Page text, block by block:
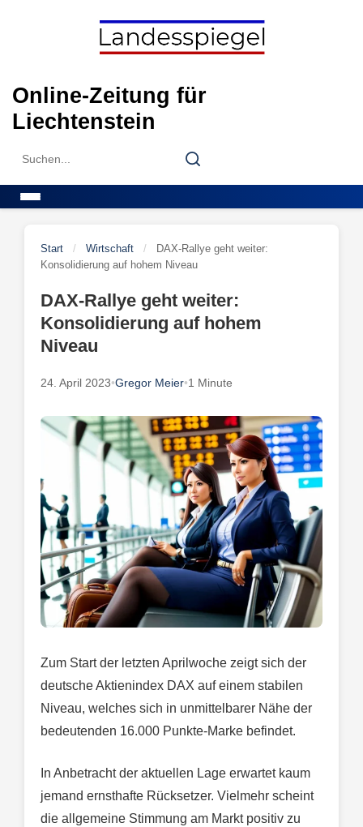
Online-Zeitung für
Liechtenstein
Search
Search
Start / Wirtschaft /
DAX-Rallye geht weiter:
Konsolidierung auf hohem Niveau
DAX-Rallye geht weiter:
Konsolidierung auf hohem
Niveau
24. April 2023•Gregor Meier•1 Minute
Zum Start der letzten Aprilwoche zeigt sich der
deutsche Aktienindex DAX auf einem stabilen
Niveau, welches sich in unmittelbarer Nähe der
bedeutenden 16.000 Punkte-Marke befindet.
In Anbetracht der aktuellen Lage erwartet kaum
jemand ernsthafte Rücksetzer. Vielmehr scheint
die allgemeine Stimmung am Markt positiv zu